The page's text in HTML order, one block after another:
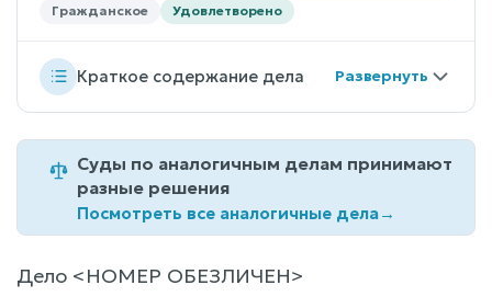
Гражданское Удовлетворено
Краткое содержание дела
Суды по аналогичным делам принимают
разные решения
Посмотреть все аналогичные дела→
Дело <НОМЕР ОБЕЗЛИЧЕН>